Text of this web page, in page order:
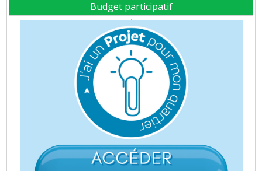
Budget participatif